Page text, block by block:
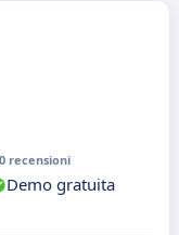
recensioni
Demo gratuita